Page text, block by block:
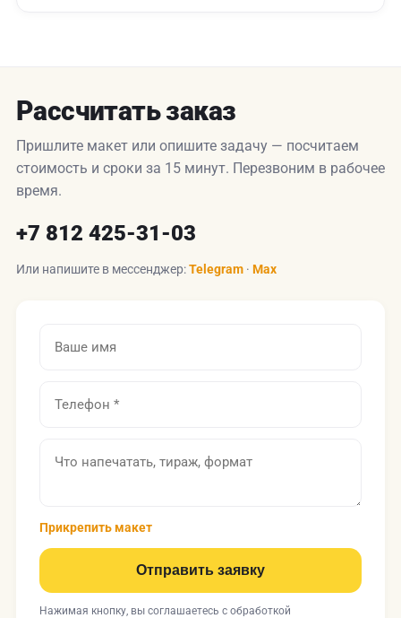
Рассчитать заказ
Пришлите макет или опишите задачу — посчитаем
стоимость и сроки за 15 минут. Перезвоним в рабочее
время.
+7 812 425-31-03
Или напишите в мессенджер:Telegram · Max
Прикрепить макет
Отправить заявку
Нажимая кнопку, вы соглашаетесь с обработкой